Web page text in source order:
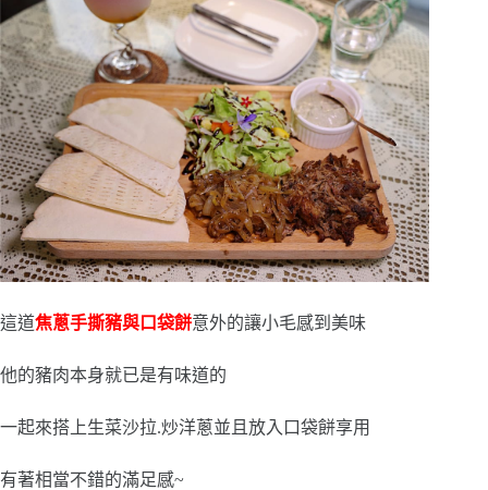
這道焦蔥手撕豬與口袋餅意外的讓小毛感到美味
他的豬肉本身就已是有味道的
一起來搭上生菜沙拉.炒洋蔥並且放入口袋餅享用
有著相當不錯的滿足感~